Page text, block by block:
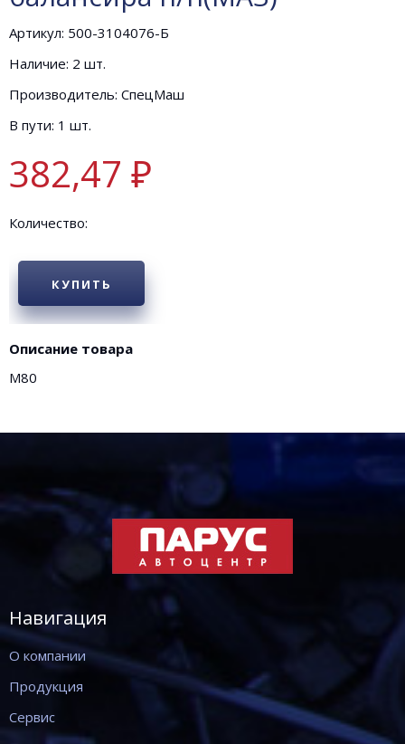
Артикул: 500-3104076-Б
Наличие: 2 шт.
Производитель: СпецМаш
В пути: 1 шт.
382,47 ₽
Количество:
КУПИТЬ
Описание товара
М80
Навигация
О компании
Продукция
Сервис